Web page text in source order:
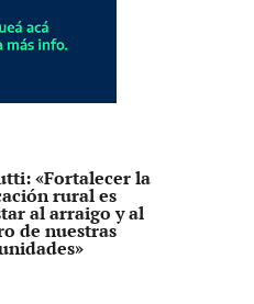
«Fortalecer la
rural es
al arraigo y al
de nuestras